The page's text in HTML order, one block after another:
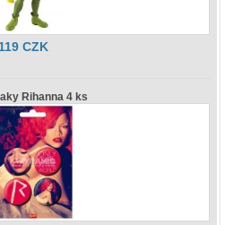
119 CZK
Rihanna 4 ks